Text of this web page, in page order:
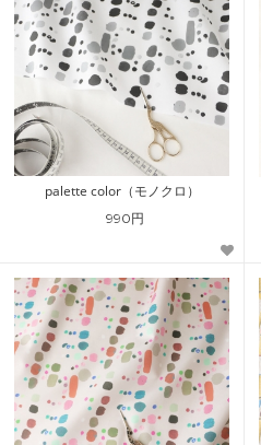
palette color（モノクロ）
990円